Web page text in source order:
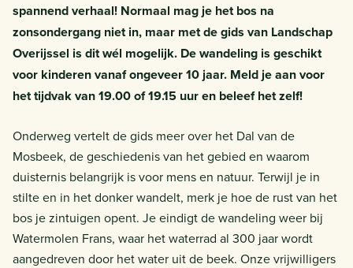
spannend verhaal! Normaal mag je het bos na
zonsondergang niet in, maar met de gids van Landschap
Overijssel is dit wél mogelijk. De wandeling is geschikt
voor kinderen vanaf ongeveer 10 jaar. Meld je aan voor
het tijdvak van 19.00 of 19.15 uur en beleef het zelf!
Onderweg vertelt de gids meer over het Dal van de
Mosbeek, de geschiedenis van het gebied en waarom
duisternis belangrijk is voor mens en natuur. Terwijl je in
stilte en in het donker wandelt, merk je hoe de rust van het
bos je zintuigen opent. Je eindigt de wandeling weer bij
Watermolen Frans, waar het waterrad al 300 jaar wordt
aangedreven door het water uit de beek. Onze vrijwilligers